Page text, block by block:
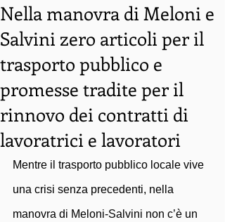
Nella manovra di Meloni e
Salvini zero articoli per il
trasporto pubblico e
promesse tradite per il
rinnovo dei contratti di
lavoratrici e lavoratori
Mentre il trasporto pubblico locale vive
una crisi senza precedenti, nella
manovra di Meloni-Salvini non c’è un